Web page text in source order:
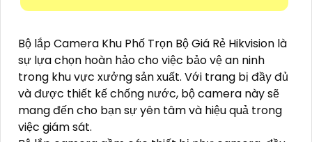
Bộ lắp Camera Khu Phố Trọn Bộ Giá Rẻ Hikvision là
sự lựa chọn hoàn hảo cho việc bảo vệ an ninh
trong khu vực xưởng sản xuất. Với trang bị đầy đủ
và được thiết kế chống nước, bộ camera này sẽ
mang đến cho bạn sự yên tâm và hiệu quả trong
việc giám sát.